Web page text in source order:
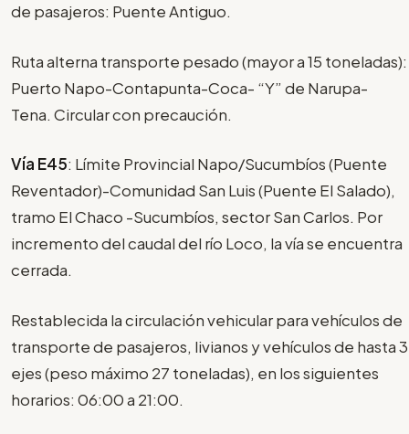
de pasajeros: Puente Antiguo.
Ruta alterna transporte pesado (mayor a 15 toneladas):
Puerto Napo-Contapunta-Coca- “Y” de Narupa-
Tena. Circular con precaución.
Vía E45: Límite Provincial Napo/Sucumbíos (Puente
Reventador)-Comunidad San Luis (Puente El Salado),
tramo El Chaco -Sucumbíos, sector San Carlos. Por
incremento del caudal del río Loco, la vía se encuentra
cerrada.
Restablecida la circulación vehicular para vehículos de
transporte de pasajeros, livianos y vehículos de hasta 3
ejes (peso máximo 27 toneladas), en los siguientes
horarios: 06:00 a 21:00.